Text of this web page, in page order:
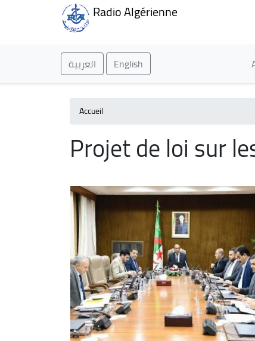
Radio Algérienne
العربية English
Accueil
Projet de loi sur